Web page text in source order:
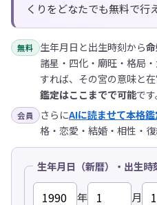
くりをどなたでも無料で行
無料 生年月日と出生時刻から
諸星・四化・廟旺・格局
すれば、その宮の意味と在
鑑定はここまでで可能です
会員 さらにAIに読ませて本格鑑
格・恋愛・結婚・相性・
生年月日（新暦）・出生時
年 月